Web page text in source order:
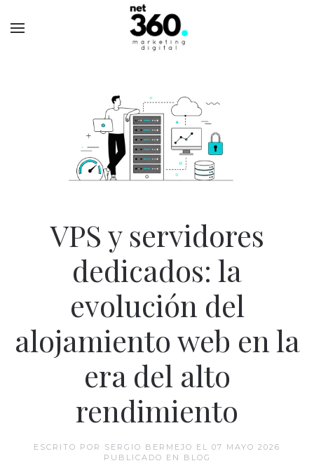
VPS y servidores
dedicados: la
evolución del
alojamiento web en la
era del alto
rendimiento
ESCRITO POR SERGIO BERMEJO EL 07 MAYO 2026
PUBLICADO EN
BLOG